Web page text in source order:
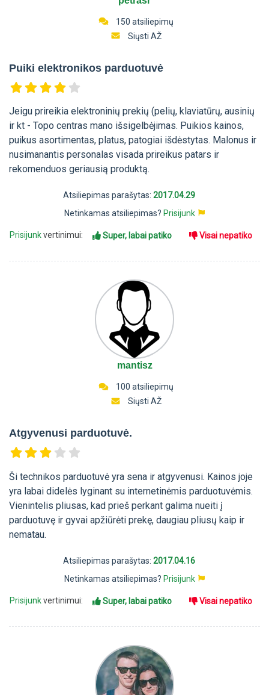
150 atsiliepimų
Siųsti AŽ
Puiki elektronikos parduotuvė
Jeigu prireikia elektroninių prekių (pelių, klaviatūrų, ausinių
ir kt - Topo centras mano išsigelbėjimas. Puikios kainos,
puikus asortimentas, platus, patogiai išdėstytas. Malonus ir
nusimanantis personalas visada prireikus patars ir
rekomenduos geriausią produktą.
Atsiliepimas parašytas: 2017.04.29
Netinkamas atsiliepimas? Prisijunk
Prisijunkvertinimui: Super, labai patiko Visai nepatiko
mantisz
100 atsiliepimų
Siųsti AŽ
Atgyvenusi parduotuvė.
Ši technikos parduotuvė yra sena ir atgyvenusi. Kainos joje
yra labai didelės lyginant su internetinėmis parduotuvėmis.
Vienintelis pliusas, kad prieš perkant galima nueiti į
parduotuvę ir gyvai apžiūrėti prekę, daugiau pliusų kaip ir
nematau.
Atsiliepimas parašytas: 2017.04.16
Netinkamas atsiliepimas? Prisijunk
Prisijunkvertinimui: Super, labai patiko Visai nepatiko